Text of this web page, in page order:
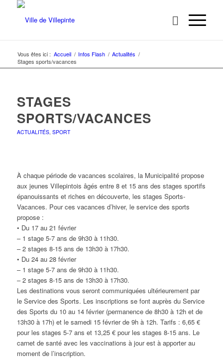
Vous êtes ici : Accueil / Infos Flash / Actualités /
Stages sports/vacances
STAGES
SPORTS/VACANCES
ACTUALITÉS, SPORT
À chaque période de vacances scolaires, la Municipalité propose
aux jeunes Villepintois âgés entre 8 et 15 ans des stages sportifs
épanouissants et riches en découverte, les stages Sports-
Vacances. Pour ces vacances d’hiver, le service des sports
propose :
• Du 17 au 21 février
– 1 stage 5-7 ans de 9h30 à 11h30.
– 2 stages 8-15 ans de 13h30 à 17h30.
• Du 24 au 28 février
– 1 stage 5-7 ans de 9h30 à 11h30.
– 2 stages 8-15 ans de 13h30 à 17h30.
Les destinations vous seront communiquées ultérieurement par
le Service des Sports. Les inscriptions se font auprès du Service
des Sports du 10 au 14 février (permanence de 8h30 à 12h et de
13h30 à 17h) et le samedi 15 février de 9h à 12h. Tarifs : 6,65 €
pour les stages 5-7 ans et 13,25 € pour les stages 8-15 ans. Le
carnet de santé avec les vaccinations à jour est à apporter au
moment de l’inscription.